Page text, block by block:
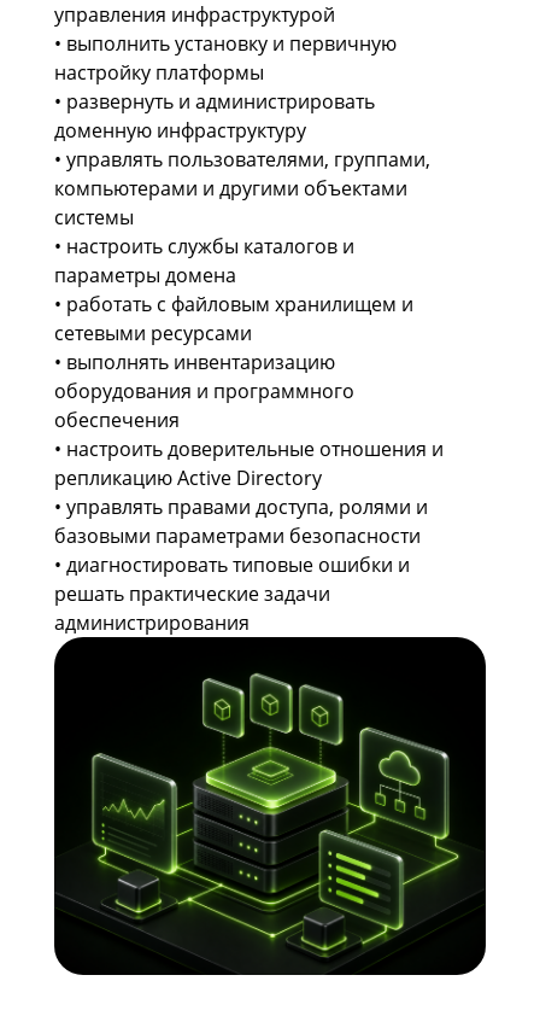
управления инфраструктурой
• выполнить установку и первичную
настройку платформы
• развернуть и администрировать
доменную инфраструктуру
• управлять пользователями, группами,
компьютерами и другими объектами
системы
• настроить службы каталогов и
параметры домена
• работать с файловым хранилищем и
сетевыми ресурсами
• выполнять инвентаризацию
оборудования и программного
обеспечения
• настроить доверительные отношения и
репликацию Active Directory
• управлять правами доступа, ролями и
базовыми параметрами безопасности
• диагностировать типовые ошибки и
решать практические задачи
администрирования